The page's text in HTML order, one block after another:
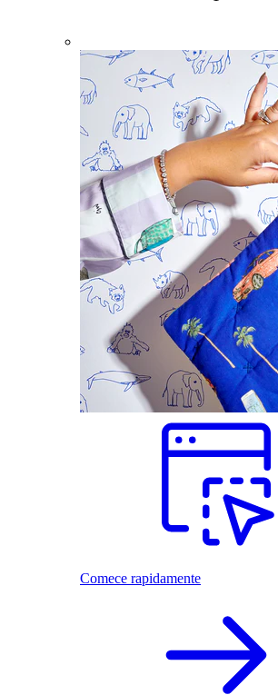
Comece rapidamente